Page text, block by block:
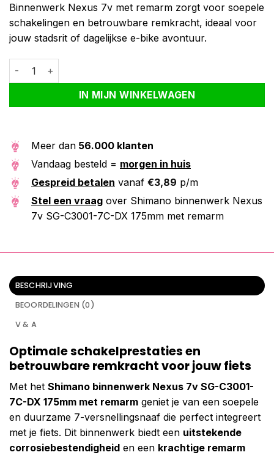
Binnenwerk Nexus 7v met remarm zorgt voor soepele
schakelingen en betrouwbare remkracht, ideaal voor
jouw stadsrit of dagelijkse e-bike avontuur.
Shimano binnenwerk Nexus 7v SG-C3001-7C-DX 175mm met
IN MIJN WINKELWAGEN
Alternative:
Meer dan 56.000 klanten
Vandaag besteld = morgen in huis
Gespreid betalen vanaf €3,89 p/m
Stel een vraag over Shimano binnenwerk Nexus
7v SG-C3001-7C-DX 175mm met remarm
BESCHRIJVING
BEOORDELINGEN (0)
V & A
Optimale schakelprestaties en
betrouwbare remkracht voor jouw fiets
Met het Shimano binnenwerk Nexus 7v SG-C3001-
7C-DX 175mm met remarm geniet je van een soepele
en duurzame 7-versnellingsnaaf die perfect integreert
met je fiets. Dit binnenwerk biedt een uitstekende
corrosiebestendigheid en een krachtige remarm